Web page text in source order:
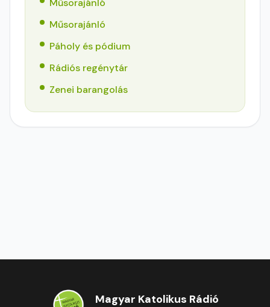
Műsorajánló
Műsorajánló
Páholy és pódium
Rádiós regénytár
Zenei barangolás
Magyar Katolikus Rádió